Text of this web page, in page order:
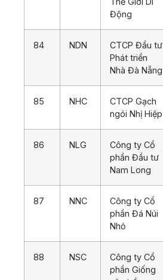
Động
84 NDN
CTCP Đầu tư
Phát triển
Nhà Đà Nẵng
85 NHC
CTCP Gạch
ngói Nhị Hiệp
86 NLG
Công ty Cổ
phần Đầu tư
Nam Long
87 NNC
Công ty Cổ
phần Đá Núi
Nhỏ
88 NSC
Công ty Cổ
phần Giống